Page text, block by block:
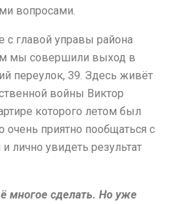
вопросами.
с главой управы района
мы совершили выход в
переулок, 39. Здесь живёт
войны Виктор
которого летом был
приятно пообщаться с
лично увидеть результат
многое сделать. Но уже